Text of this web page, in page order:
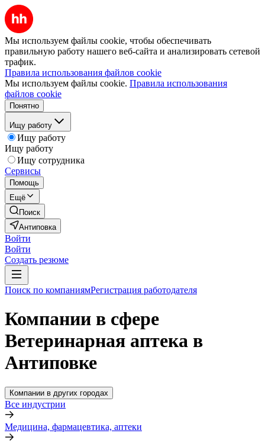
Мы используем файлы cookie, чтобы обеспечивать
правильную работу нашего веб-сайта и анализировать сетевой
трафик.
Правила использования файлов cookie
Мы используем файлы cookie. Правила использования
файлов cookie
Понятно
Ищу работу
Ищу работу
Ищу работу
Ищу сотрудника
Сервисы
Помощь
Ещё
Поиск
Антиповка
Войти
Войти
Создать резюме
Поиск по компаниямРегистрация работодателя
Компании в сфере
Ветеринарная аптека в
Антиповке
Компании в других городах
Все индустрии
Медицина, фармацевтика, аптеки